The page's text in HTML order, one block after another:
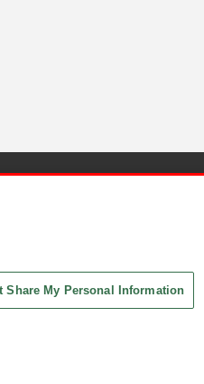
Share My Personal Information